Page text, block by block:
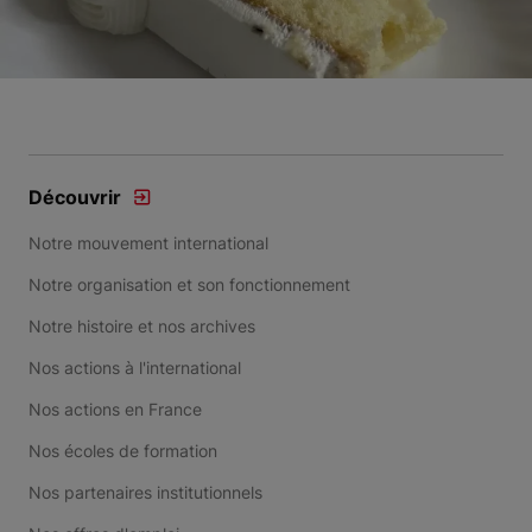
Découvrir
Notre mouvement international
Notre organisation et son fonctionnement
Notre histoire et nos archives
Nos actions à l'international
Nos actions en France
Nos écoles de formation
Nos partenaires institutionnels